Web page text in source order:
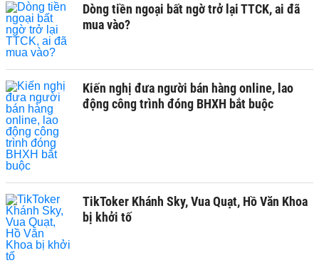
Dòng tiền ngoại bất ngờ trở lại TTCK, ai đã
mua vào?
Kiến nghị đưa người bán hàng online, lao
động công trình đóng BHXH bắt buộc
TikToker Khánh Sky, Vua Quạt, Hồ Văn Khoa
bị khởi tố